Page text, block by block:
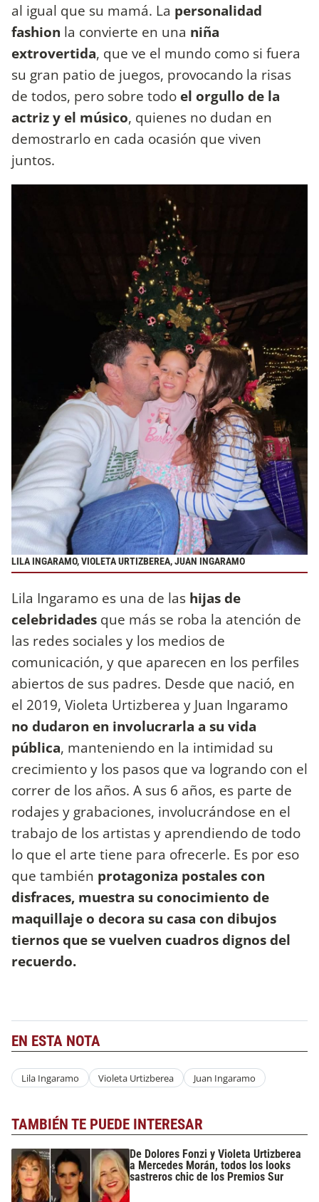
al igual que su mamá. La personalidad
fashion la convierte en una niña
extrovertida, que ve el mundo como si fuera
su gran patio de juegos, provocando la risas
de todos, pero sobre todo el orgullo de la
actriz y el músico, quienes no dudan en
demostrarlo en cada ocasión que viven
juntos.
LILA INGARAMO, VIOLETA URTIZBEREA, JUAN INGARAMO
Lila Ingaramo es una de las hijas de
celebridades que más se roba la atención de
las redes sociales y los medios de
comunicación, y que aparecen en los perfiles
abiertos de sus padres. Desde que nació, en
el 2019, Violeta Urtizberea y Juan Ingaramo
no dudaron en involucrarla a su vida
pública, manteniendo en la intimidad su
crecimiento y los pasos que va logrando con el
correr de los años. A sus 6 años, es parte de
rodajes y grabaciones, involucrándose en el
trabajo de los artistas y aprendiendo de todo
lo que el arte tiene para ofrecerle. Es por eso
que también protagoniza postales con
disfraces, muestra su conocimiento de
maquillaje o decora su casa con dibujos
tiernos que se vuelven cuadros dignos del
recuerdo.
EN ESTA NOTA
Lila Ingaramo Violeta Urtizberea Juan Ingaramo
TAMBIÉN TE PUEDE INTERESAR
De Dolores Fonzi y Violeta Urtizberea
a Mercedes Morán, todos los looks
sastreros chic de los Premios Sur